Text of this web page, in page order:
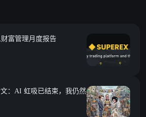
富管理月度报告
：AI 虹吸已结束，我仍然